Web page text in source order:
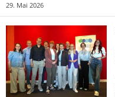
29. Mai 2026